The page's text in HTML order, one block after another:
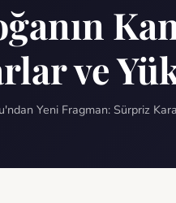
ve
Yeni Fragman: Sürpriz